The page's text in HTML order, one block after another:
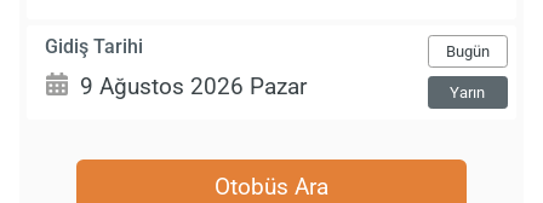
Gidiş Tarihi Bugün
Yarın
Otobüs Ara